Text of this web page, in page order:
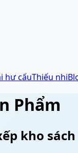
hư cấuThiếu nhi
Phẩm
kho sách